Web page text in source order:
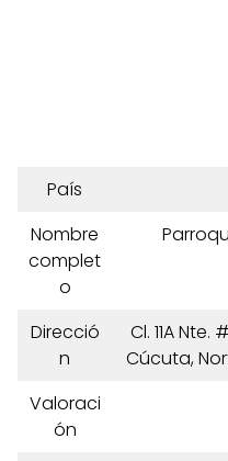
País
Nombre
complet
o
Direcció
n
Cl. 11A
Cúcuta,
Valoraci
ón